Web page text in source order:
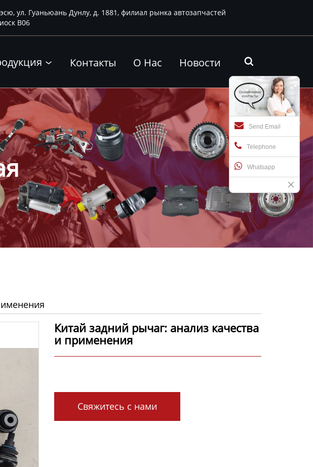
ул. Гуаньюань Дунлу, д. 1881, филиал рынка автозапчастей
B06
 Контакты О Нас Новости 
Send Email
Telephone
Whatsapp
Китай задний рычаг: анализ качества
и применения
Свяжитесь с нами